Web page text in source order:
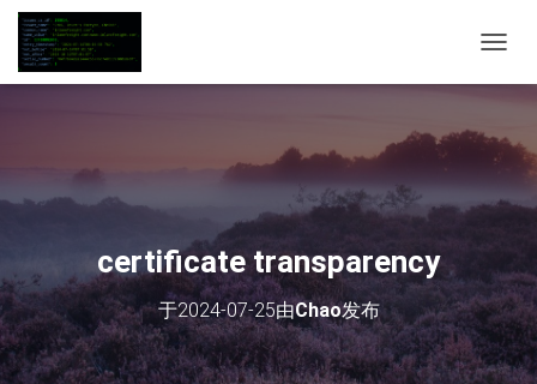
换
certificate transparency
于2024-07-25由Chao发布